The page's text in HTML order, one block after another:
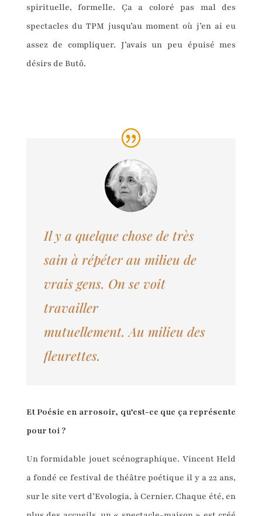
spirituelle, formelle. Ça a coloré pas mal des
spectacles du TPM jusqu’au moment où j’en ai eu
assez de compliquer. J’avais un peu épuisé mes
désirs de Butô.
Il y a quelque chose de très
sain à répéter au milieu de
vrais gens. On se voit
travailler
mutuellement. Au milieu des
fleurettes.
Et Poésie en arrosoir, qu’est-ce que ça représente
pour toi ?
Un formidable jouet scénographique. Vincent Held
a fondé ce festival de théâtre poétique il y a 22 ans,
sur le site vert d’Evologia, à Cernier. Chaque été, en